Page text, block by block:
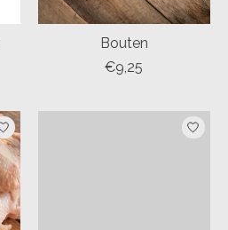
Bouten
€9,25